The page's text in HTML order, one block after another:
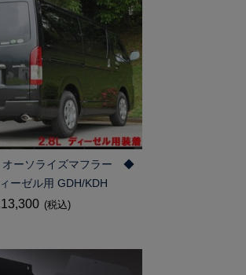
ーソライズマフラー ◆
ーゼル用 GDH/KDH
(税込)